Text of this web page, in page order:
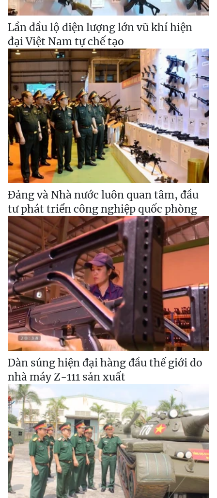
Lần đầu lộ diện lượng lớn vũ khí hiện
đại Việt Nam tự chế tạo
Đảng và Nhà nước luôn quan tâm, đầu
tư phát triển công nghiệp quốc phòng
Dàn súng hiện đại hàng đầu thế giới do
nhà máy Z-111 sản xuất